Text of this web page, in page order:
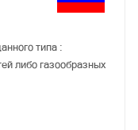
типа :
либо газообразных